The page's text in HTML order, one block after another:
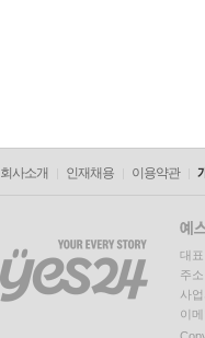
회사소개 인재채용 이용약관
대
주
사
이